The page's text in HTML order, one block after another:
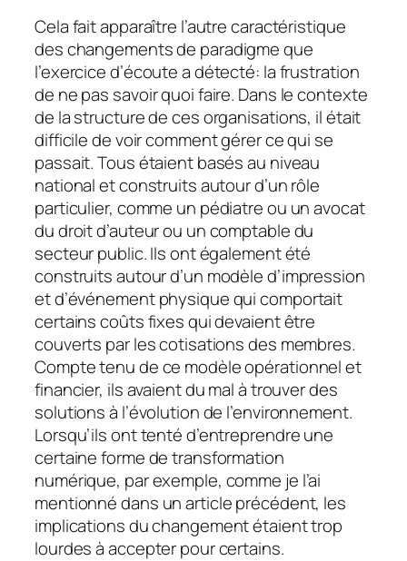
Cela fait apparaître l’autre caractéristique
des changements de paradigme que
l’exercice d’écoute a détecté: la frustration
de ne pas savoir quoi faire. Dans le contexte
de la structure de ces organisations, il était
difficile de voir comment gérer ce qui se
passait. Tous étaient basés au niveau
national et construits autour d’un rôle
particulier, comme un pédiatre ou un avocat
du droit d’auteur ou un comptable du
secteur public. Ils ont également été
construits autour d’un modèle d’impression
et d’événement physique qui comportait
certains coûts fixes qui devaient être
couverts par les cotisations des membres.
Compte tenu de ce modèle opérationnel et
financier, ils avaient du mal à trouver des
solutions à l’évolution de l’environnement.
Lorsqu’ils ont tenté d’entreprendre une
certaine forme de transformation
numérique, par exemple, comme je l’ai
mentionné dans un article précédent, les
implications du changement étaient trop
lourdes à accepter pour certains.